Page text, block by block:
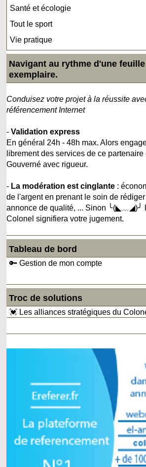
Santé et écologie
Tout le sport
Vie pratique
Navigant au rythme d'une
exemplaire.
Conduisez votre projet à la réussite
référencement Internet
-Validation express
En général 24h - 48h max. Alors
librement des services de ce partenaire
Gouverné avec rigueur.
- La modération est cinglante :
de l'argent en prenant le soin de
annonce de qualité, ... Sinon ╰(◣﹏◢)╯
Colonel signifiera votre jugement.
Tableau de bord
🔑 Gestion de mon compte
Troc de solutions
💓 Les alliances stratégiques du